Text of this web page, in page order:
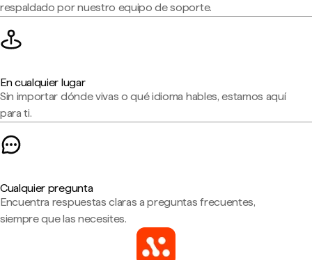
respaldado por nuestro equipo de soporte.
En cualquier lugar
Sin importar dónde vivas o qué idioma hables, estamos aquí
para ti.
Cualquier pregunta
Encuentra respuestas claras a preguntas frecuentes,
siempre que las necesites.